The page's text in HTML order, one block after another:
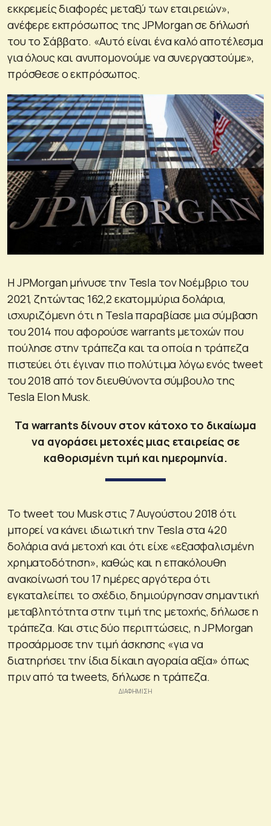
εκκρεμείς διαφορές μεταξύ των εταιρειών»,
ανέφερε εκπρόσωπος της JPMorgan σε δήλωσή
του το Σάββατο. «Αυτό είναι ένα καλό αποτέλεσμα
για όλους και ανυπομονούμε να συνεργαστούμε»,
πρόσθεσε ο εκπρόσωπος.
Η JPMorgan μήνυσε την Tesla τον Νοέμβριο του
2021, ζητώντας 162,2 εκατομμύρια δολάρια,
ισχυριζόμενη ότι η Tesla παραβίασε μια σύμβαση
του 2014 που αφορούσε warrants μετοχών που
πούλησε στην τράπεζα και τα οποία η τράπεζα
πιστεύει ότι έγιναν πιο πολύτιμα λόγω ενός tweet
του 2018 από τον διευθύνοντα σύμβουλο της
Tesla Elon Musk.
Τα warrants δίνουν στον κάτοχο το δικαίωμα
να αγοράσει μετοχές μιας εταιρείας σε
καθορισμένη τιμή και ημερομηνία.
Το tweet του Musk στις 7 Αυγούστου 2018 ότι
μπορεί να κάνει ιδιωτική την Tesla στα 420
δολάρια ανά μετοχή και ότι είχε «εξασφαλισμένη
χρηματοδότηση», καθώς και η επακόλουθη
ανακοίνωσή του 17 ημέρες αργότερα ότι
εγκαταλείπει το σχέδιο, δημιούργησαν σημαντική
μεταβλητότητα στην τιμή της μετοχής, δήλωσε η
τράπεζα. Και στις δύο περιπτώσεις, η JPMorgan
προσάρμοσε την τιμή άσκησης «για να
διατηρήσει την ίδια δίκαιη αγοραία αξία» όπως
πριν από τα tweets, δήλωσε η τράπεζα.